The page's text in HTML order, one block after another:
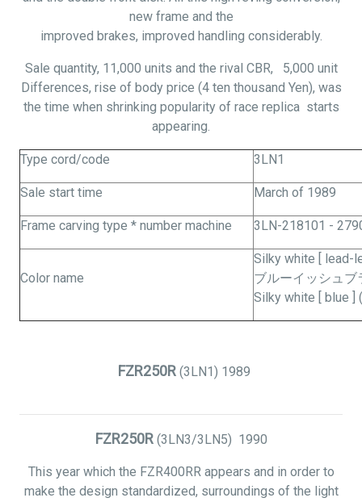
new frame and the
improved brakes, improved handling considerably.
Sale quantity, 11,000 units and the rival CBR, 5,000 unit
Differences, rise of body price (4 ten thousand Yen), was
the time when shrinking popularity of race replicastarts
appearing.
Type cord/code 3LN1
Sale start time March of 1989
Frame carving type * number machine 3LN-218101 -
Color name
Silky white [ lead-
ブルーイッシュブ
Silky white [ blue ]
FZR250R (3LN1) 1989
FZR250R (3LN3/3LN5) 1990
This year which the FZR400RR appears and in order to
make the design standardized, surroundings of the light